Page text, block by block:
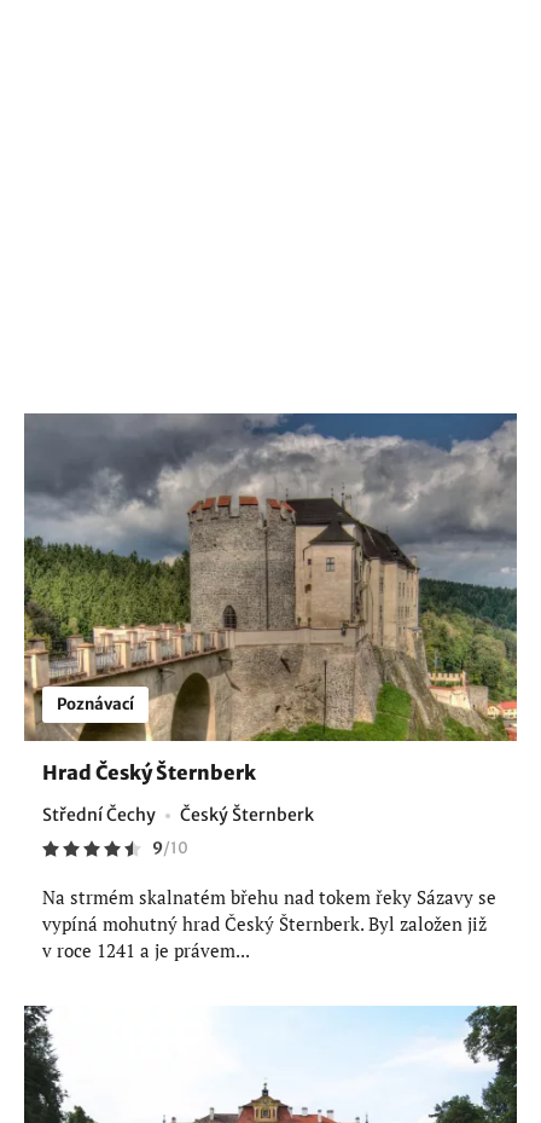
Poznávací
Hrad Český Šternberk
Střední Čechy Český Šternberk
9/10
Na strmém skalnatém břehu nad tokem řeky Sázavy se
vypíná mohutný hrad Český Šternberk. Byl založen již
v roce 1241 a je právem...